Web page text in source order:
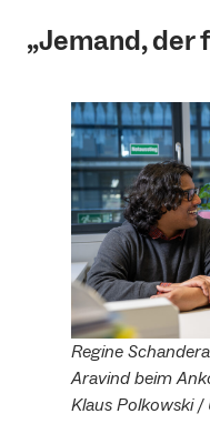
„Jemand, der
Regine
Aravind beim
Klaus Polkowski